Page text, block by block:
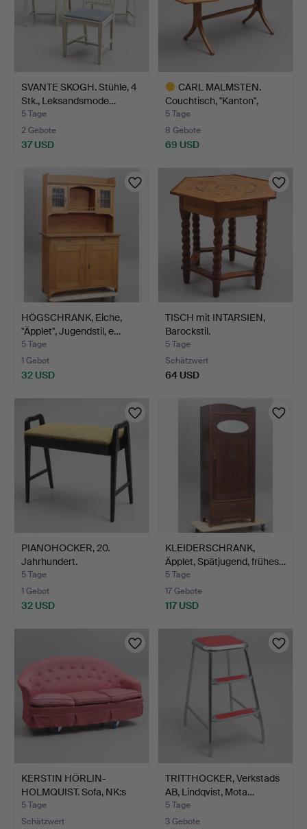
SVANTE SKOGH. Stühle, 4
Stk., Leksandsmode…
5 Tage
2 Gebote
37 USD
CARL MALMSTEN.
Couchtisch, "Kanton",
Åfors…
5 Tage
8 Gebote
69 USD
Objekt
HÖGSCHRANK, Eiche,
"Äpplet", Jugendstil, e…
5 Tage
1 Gebot
32 USD
TISCH mit INTARSIEN,
Barockstil.
5 Tage
Schätzwert
64 USD
PIANOHOCKER, 20.
Jahrhundert.
5 Tage
1 Gebot
32 USD
KLEIDERSCHRANK,
Äpplet, Spätjugend, frühes…
5 Tage
17 Gebote
117 USD
KERSTIN HÖRLIN-
HOLMQUIST. Sofa, NK:s
Triva…
5 Tage
Schätzwert
TRITTHOCKER, Verkstads
AB, Lindqvist, Mota…
5 Tage
3 Gebote